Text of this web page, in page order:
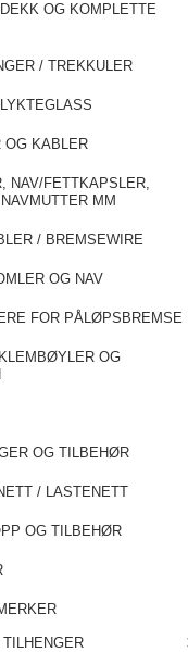
OG KOMPLETTE
/ TREKKULER
OG KABLER
NAV/FETTKAPSLER,
MM
/ BREMSEWIRE
OG NAV
FOR PÅLØPSBREMSE
OG
OG TILBEHØR
/ LASTENETT
OG TILBEHØR